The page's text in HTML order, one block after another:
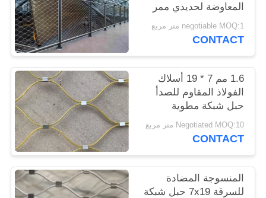
المعاوضة لحديدي ممر
مرتفع
negotiable MOQ:1 متر مربع
CONTACT
1.6 مم 7 * 19 أسلاك
الفولاذ المقاوم للصدأ
حبل شبكة مطوية
ومنسوجة الشرفة Infill
Negotiated MOQ:10 متر مربع
CONTACT
المنسوجة المضادة
للسرقة 7x19 حبل شبكة